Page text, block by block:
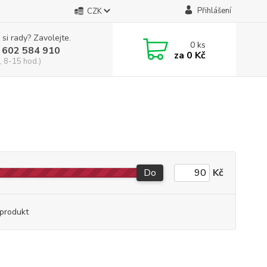
CZK Přihlášení
rady? Zavolejte.
584 910
8-15 hod.)
0ks
za 0 Kč
Do Kč